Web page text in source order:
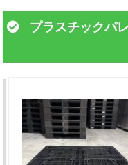
プラスチックパ